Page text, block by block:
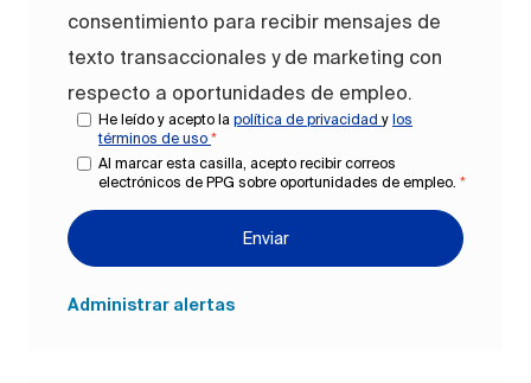
consentimiento para recibir mensajes de
texto transaccionales y de marketing con
respecto a oportunidades de empleo.
He leído y acepto la política de privacidad y los
términos de uso *
Al marcar esta casilla, acepto recibir correos
electrónicos de PPG sobre oportunidades de empleo. *
Enviar
Administrar alertas